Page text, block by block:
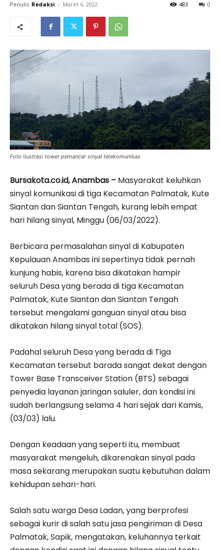
Penulis Redaksi - Maret 6, 2022 0
483
Foto ilustrasi tower pemancar sinyal telekomunikas
Bursakota.co.id, Anambas – Masyarakat keluhkan
sinyal komunikasi di tiga Kecamatan Palmatak, Kute
Siantan dan Siantan Tengah, kurang lebih empat
hari hilang sinyal, Minggu (06/03/2022).
Berbicara permasalahan sinyal di Kabupaten
Kepulauan Anambas ini sepertinya tidak pernah
kunjung habis, karena bisa dikatakan hampir
seluruh Desa yang berada di tiga Kecamatan
Palmatak, Kute Siantan dan Siantan Tengah
tersebut mengalami ganguan sinyal atau bisa
dikatakan hilang sinyal total (SOS).
Padahal seluruh Desa yang berada di Tiga
Kecamatan tersebut barada sangat dekat dengan
Tower Base Transceiver Station (BTS) sebagai
penyedia layanan jaringan saluler, dan kondisi ini
sudah berlangsung selama 4 hari sejak dari Kamis,
(03/03) lalu.
Dengan keadaan yang seperti itu, membuat
masyarakat mengeluh, dikarenakan sinyal pada
masa sekarang merupakan suatu kebutuhan dalam
kehidupan sehari-hari.
Salah satu warga Desa Ladan, yang berprofesi
sebagai kurir di salah satu jasa pengiriman di Desa
Palmatak, Sapik, mengatakan, keluhannya terkait